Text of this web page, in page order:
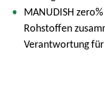
MANUDISH
Rohstoffen
Verantwortung